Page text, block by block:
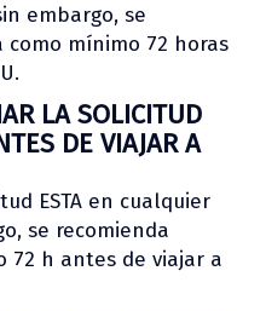
embargo, se
mínimo 72 horas
LA SOLICITUD
DE VIAJAR A
ESTA en cualquier
se recomienda
72 h antes de viajar a